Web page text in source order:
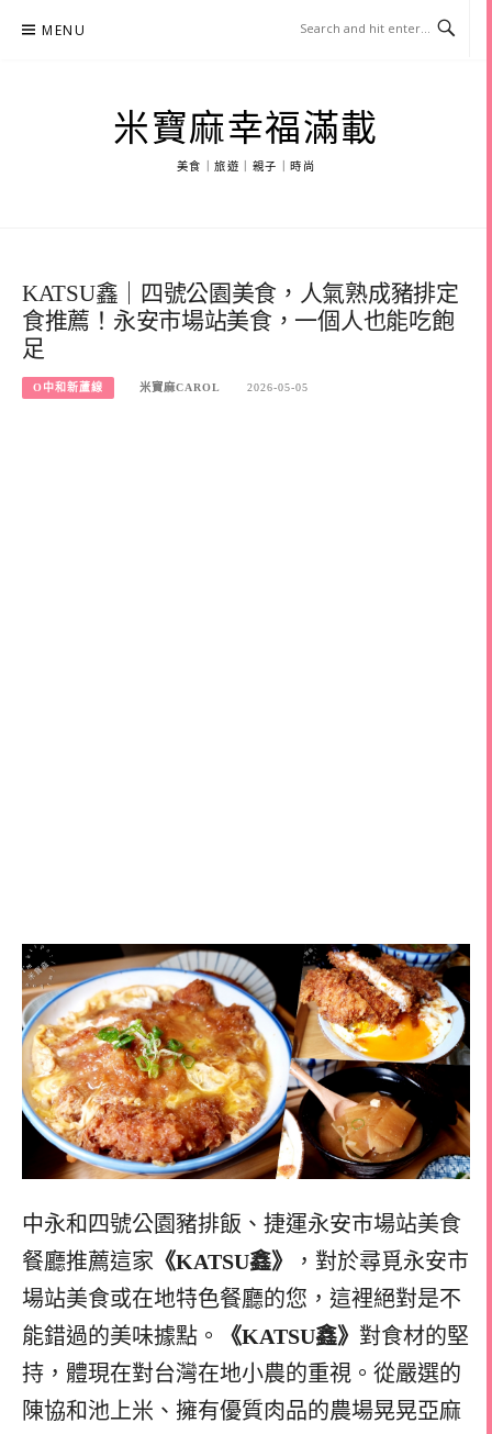
MENU
米寶麻幸福滿載
美食｜旅遊｜親子｜時尚
KATSU鑫｜四號公園美食，人氣熟成豬排定
食推薦！永安市場站美食，一個人也能吃飽
足
O中和新蘆線 米寶麻CAROL 2026-05-05
中永和四號公園豬排飯、捷運永安市場站美食
餐廳推薦這家 《KATSU鑫》
，對於尋覓永安市
場站美食或在地特色餐廳的您，這裡絕對是不
能錯過的美味據點。
《KATSU鑫》 對食材的堅
持，體現在對台灣在地小農的重視。從嚴選的
陳協和池上米、擁有優質肉品的農場晃晃亞麻